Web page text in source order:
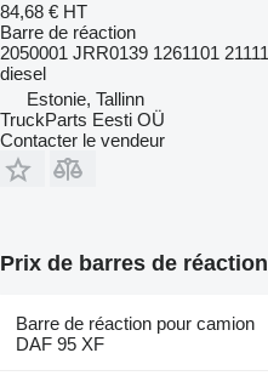
84,68 € HT
Barre de réaction
2050001 JRR0139 1261101
diesel
Estonie, Tallinn
TruckParts Eesti OÜ
Contacter le vendeur
Prix de barres de
Barre de réaction pour camion
DAF 95 XF